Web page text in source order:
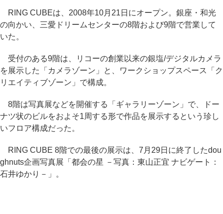
RING CUBEは、2008年10月21日にオープン。銀座・和光
の向かい、三愛ドリームセンターの8階および9階で営業して
いた。
受付のある9階は、リコーの創業以来の銀塩/デジタルカメラ
を展示した「カメラゾーン」と、ワークショップスペース「ク
リエイティブゾーン」で構成。
8階は写真展などを開催する「ギャラリーゾーン」で、ドー
ナツ状のビルをおよそ1周する形で作品を展示するという珍し
いフロア構成だった。
RING CUBE 8階での最後の展示は、7月29日に終了したdou
ghnuts企画写真展「都会の星 －写真：東山正宜 ナビゲート：
石井ゆかり－」。